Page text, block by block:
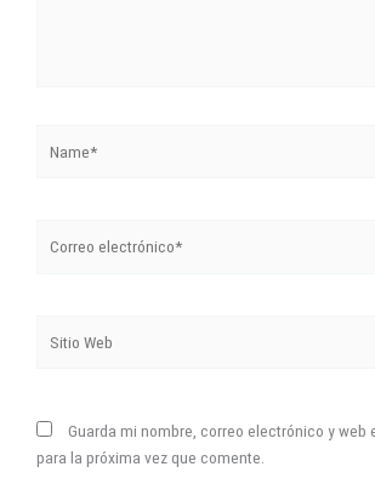
electrónico*
Web
Guarda mi nombre, correo electrónico y web
para la próxima vez que comente.